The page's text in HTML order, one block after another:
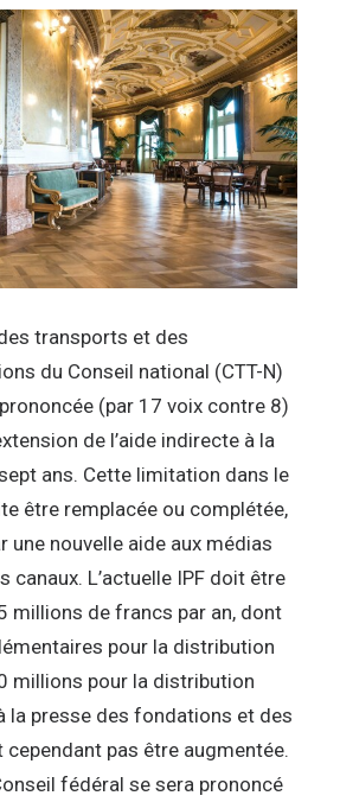
transports et des
du Conseil national (CTT-N)
(par 17 voix contre 8)
de l’aide indirecte à la
ans. Cette limitation dans le
être remplacée ou complétée,
une nouvelle aide aux médias
canaux. L’actuelle IPF doit être
millions de francs par an, dont
pour la distribution
millions pour la distribution
la presse des fondations et des
pas être augmentée.
fédéral se sera prononcé